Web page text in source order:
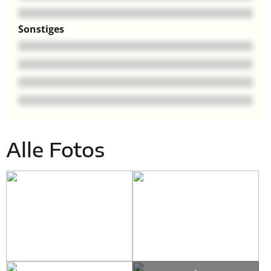
Sonstiges
Alle Fotos